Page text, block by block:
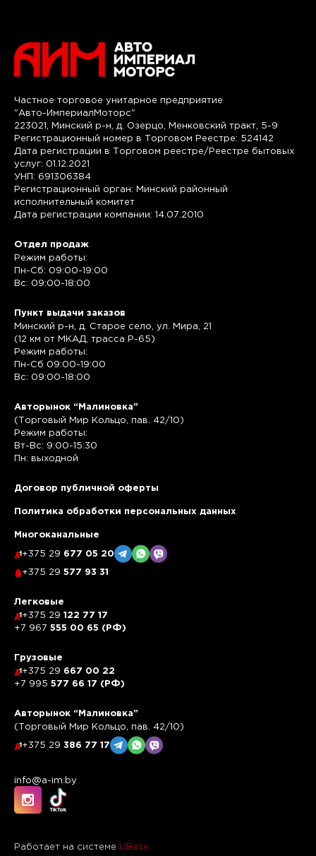
Частное торговое унитарное предприятие
"Авто-ИмпериалМоторс"
223021, Минский р-н, д. Озерцо, Менковский тракт, 5-9
Регистрационный номер в Торговом Реестре: 524142
Дата регистрации в Торговом реестре/Реестре бытовых
услуг: 01.12.2021
УНП: 691306384
Регистрационный орган: Минский районный
исполнительный комитет
Дата регистрации компании: 14.07.2010
Отдел продаж
Режим работы:
Пн-Сб: 09:00-19:00
Вс: 09:00-18:00
Пункт выдачи заказов
Минский р-н, д. Старое село, ул. Мира, 21
(12 км от МКАД, трасса P-65)
Режим работы:
Пн-Сб 09:00-19:00
Вс: 09:00-18:00
Авторынок “Малиновка”
(Торговый Мир Кольцо, пав. 42/10)
Режим работы:
Вт-Вс: 9:00-15:30
Пн: выходной
Договор публичной оферты
Политика обработки персональных данных
Многоканальные
+375 29 677 05 20
+375 29 577 93 31
Легковые
+375 29 122 77 17
+7 967 555 00 65 (РФ)
Грузовые
+375 29 667 00 22
+7 995 577 66 17 (РФ)
Авторынок “Малиновка”
(Торговый Мир Кольцо, пав. 42/10)
+375 29 386 77 17
info@a-im.by
Работает на системе UBase